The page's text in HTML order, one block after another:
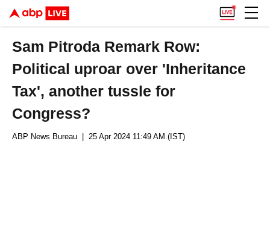
Sam Pitroda Remark Row:
Political uproar over 'Inheritance
Tax', another tussle for
Congress?
ABP News Bureau | 25 Apr 2024 11:49 AM (IST)